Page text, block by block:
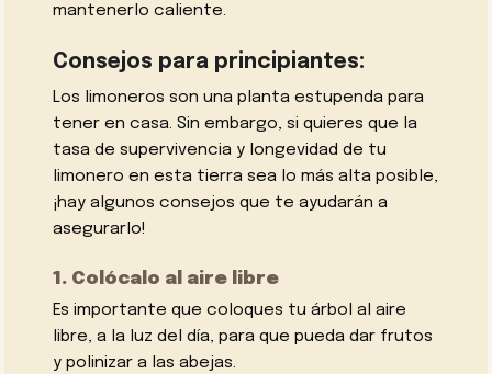
mantenerlo caliente.
Consejos para principiantes:
Los limoneros son una planta estupenda para
tener en casa. Sin embargo, si quieres que la
tasa de supervivencia y longevidad de tu
limonero en esta tierra sea lo más alta posible,
¡hay algunos consejos que te ayudarán a
asegurarlo!
1. Colócalo al aire libre
Es importante que coloques tu árbol al aire
libre, a la luz del día, para que pueda dar frutos
y polinizar a las abejas.